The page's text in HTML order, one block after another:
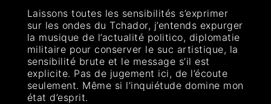
Laissons toutes les sensibilités s’exprimer
sur les ondes du Tchador, j’entends expurger
la musique de l’actualité politico, diplomatie
militaire pour conserver le suc artistique, la
sensibilité brute et le message s’il est
explicite. Pas de jugement ici, de l’écoute
seulement. Même si l’inquiétude domine mon
état d’esprit.